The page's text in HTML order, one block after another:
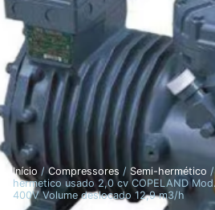
Início /Compressores / Semi-hermético /
hermetico usado 2,0 cv COPELAND
400V Volume deslocado 12,9 m3/h